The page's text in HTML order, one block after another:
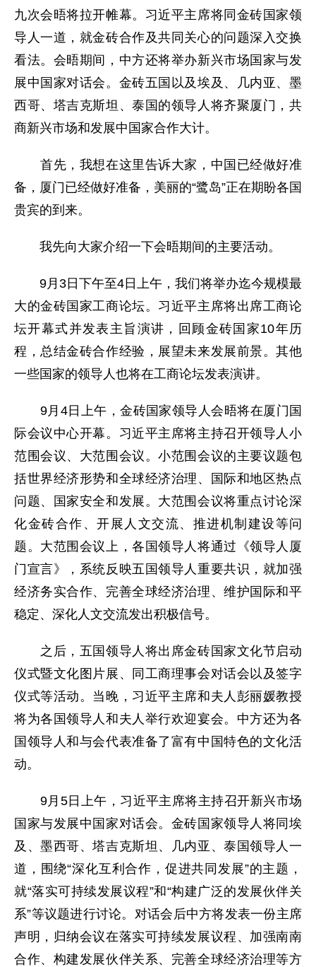
九次会晤将拉开帷幕。习近平主席将同金砖国家领
导人一道，就金砖合作及共同关心的问题深入交换
看法。会晤期间，中方还将举办新兴市场国家与发
展中国家对话会。金砖五国以及埃及、几内亚、墨
西哥、塔吉克斯坦、泰国的领导人将齐聚厦门，共
商新兴市场和发展中国家合作大计。
首先，我想在这里告诉大家，中国已经做好准
备，厦门已经做好准备，美丽的“鹭岛”正在期盼各国
贵宾的到来。
我先向大家介绍一下会晤期间的主要活动。
9月3日下午至4日上午，我们将举办迄今规模最
大的金砖国家工商论坛。习近平主席将出席工商论
坛开幕式并发表主旨演讲，回顾金砖国家10年历
程，总结金砖合作经验，展望未来发展前景。其他
一些国家的领导人也将在工商论坛发表演讲。
9月4日上午，金砖国家领导人会晤将在厦门国
际会议中心开幕。习近平主席将主持召开领导人小
范围会议、大范围会议。小范围会议的主要议题包
括世界经济形势和全球经济治理、国际和地区热点
问题、国家安全和发展。大范围会议将重点讨论深
化金砖合作、开展人文交流、推进机制建设等问
题。大范围会议上，各国领导人将通过《领导人厦
门宣言》，系统反映五国领导人重要共识，就加强
经济务实合作、完善全球经济治理、维护国际和平
稳定、深化人文交流发出积极信号。
之后，五国领导人将出席金砖国家文化节启动
仪式暨文化图片展、同工商理事会对话会以及签字
仪式等活动。当晚，习近平主席和夫人彭丽媛教授
将为各国领导人和夫人举行欢迎宴会。中方还为各
国领导人和与会代表准备了富有中国特色的文化活
动。
9月5日上午，习近平主席将主持召开新兴市场
国家与发展中国家对话会。金砖国家领导人将同埃
及、墨西哥、塔吉克斯坦、几内亚、泰国领导人一
道，围绕“深化互利合作，促进共同发展”的主题，
就“落实可持续发展议程”和“构建广泛的发展伙伴关
系”等议题进行讨论。对话会后中方将发表一份主席
声明，归纳会议在落实可持续发展议程、加强南南
合作、构建发展伙伴关系、完善全球经济治理等方